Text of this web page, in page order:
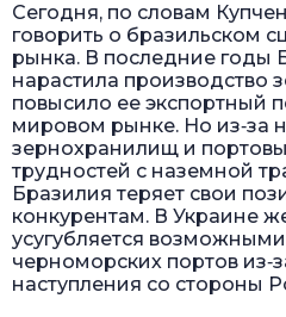
Сегодня, по словам
говорить о бразильском
рынка. В последние годы
нарастила производство
повысило ее экспортный
мировом рынке. Но из‑за
зернохранилищ и
трудностей с наземной
Бразилия теряет свои
конкурентам. В Украине
усугубляется
черноморских портов
наступления со стороны